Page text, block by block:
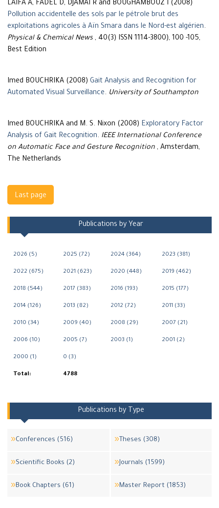
LAIFA A, FADEL D, DJAMAI R and BOUGHAMBOUZ I (2008)
Pollution accidentelle des sols par le pétrole brut des
exploitations agricoles à Aïn Smara dans le Nord-est algérien.
Physical & Chemical News , 40(3) ISSN 1114-3800), 100 -105,
Best Edition
Imed BOUCHRIKA (2008) Gait Analysis and Recognition for
Automated Visual Surveillance. University of Southampton
Imed BOUCHRIKA and M. S. Nixon (2008) Exploratory Factor
Analysis of Gait Recognition. IEEE International Conference
on Automatic Face and Gesture Recognition , Amsterdam,
The Netherlands
Navigation
Last page
Publications by Year
2026 (5) 2025 (72) 2024 (364) 2023 (381)
2022 (675) 2021 (623) 2020 (448) 2019 (462)
2018 (544) 2017 (383) 2016 (193) 2015 (177)
2014 (126) 2013 (82) 2012 (72) 2011 (33)
2010 (34) 2009 (40) 2008 (29) 2007 (21)
2006 (10) 2005 (7) 2003 (1) 2001 (2)
2000 (1) 0 (3)
Total: 4788
Publications by Type
Conferences (516) Theses (308)
Scientific Books (2) Journals (1599)
Book Chapters (61) Master Report (1853)